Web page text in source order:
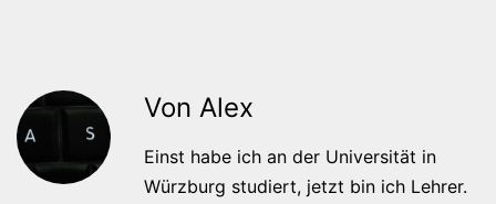
Von Alex
Einst habe ich an der Universität in
Würzburg studiert, jetzt bin ich Lehrer.